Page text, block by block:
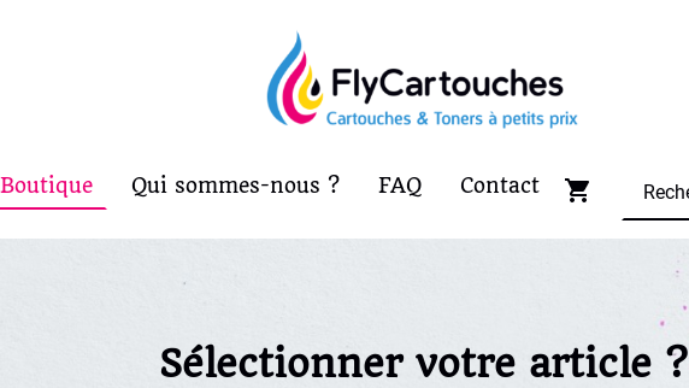
Boutique Qui sommes-nous ? FAQ Contact
Sélectionner votre article ?